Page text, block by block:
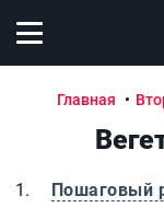
Открыть меню
Главная
Пошаговый